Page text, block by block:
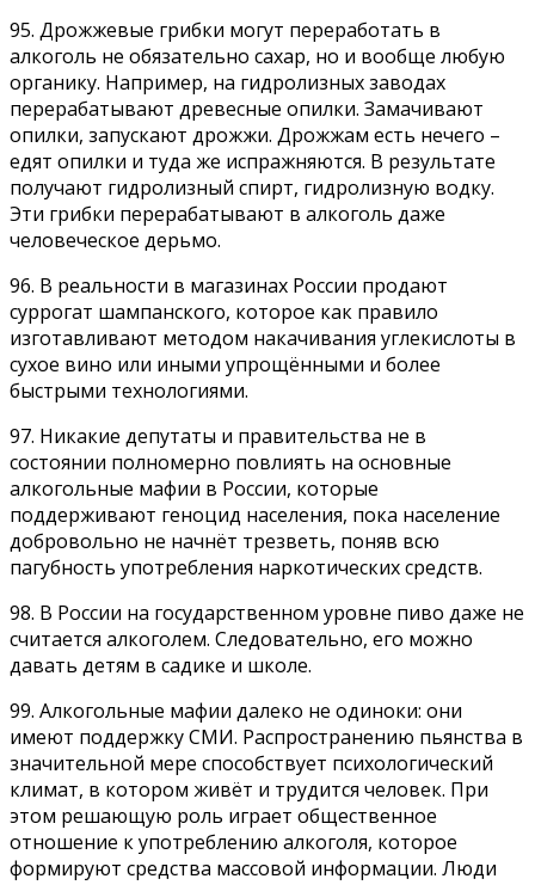
95. Дрожжевые грибки могут переработать в
алкоголь не обязательно сахар, но и вообще любую
органику. Например, на гидролизных заводах
перерабатывают древесные опилки. Замачивают
опилки, запускают дрожжи. Дрожжам есть нечего –
едят опилки и туда же испражняются. В результате
получают гидролизный спирт, гидролизную водку.
Эти грибки перерабатывают в алкоголь даже
человеческое дерьмо.
96. В реальности в магазинах России продают
суррогат шампанского, которое как правило
изготавливают методом накачивания углекислоты в
сухое вино или иными упрощёнными и более
быстрыми технологиями.
97. Никакие депутаты и правительства не в
состоянии полномерно повлиять на основные
алкогольные мафии в России, которые
поддерживают геноцид населения, пока население
добровольно не начнёт трезветь, поняв всю
пагубность употребления наркотических средств.
98. В России на государственном уровне пиво даже не
считается алкоголем. Следовательно, его можно
давать детям в садике и школе.
99. Алкогольные мафии далеко не одиноки: они
имеют поддержку СМИ. Распространению пьянства в
значительной мере способствует психологический
климат, в котором живёт и трудится человек. При
этом решающую роль играет общественное
отношение к употреблению алкоголя, которое
формируют средства массовой информации. Люди